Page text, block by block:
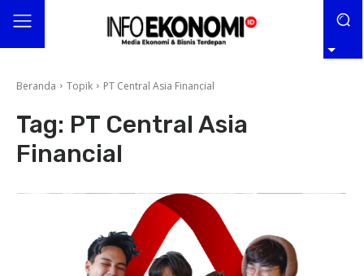
Beranda Topik PT Central Asia Financial
Tag: PT Central Asia
Financial